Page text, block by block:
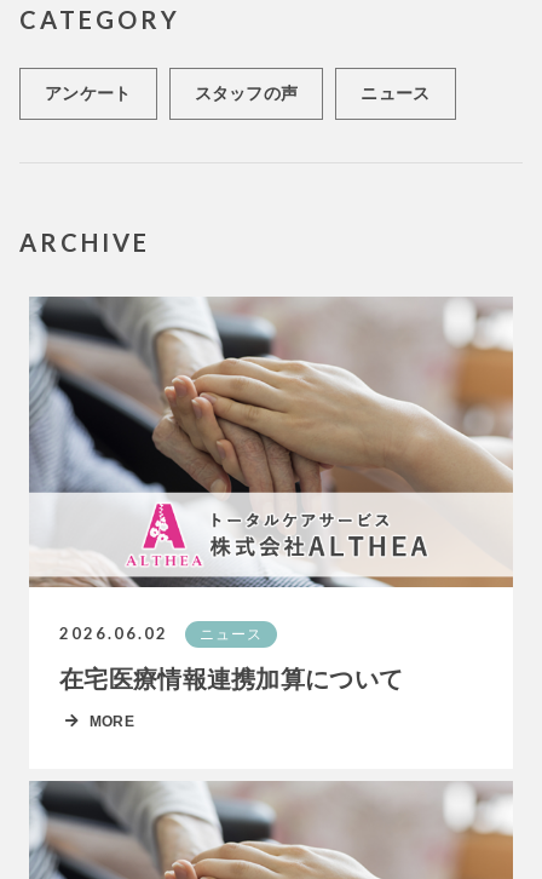
CATEGORY
アンケート スタッフの声 ニュース
ARCHIVE
2026.06.02 ニュース
在宅医療情報連携加算について
MORE